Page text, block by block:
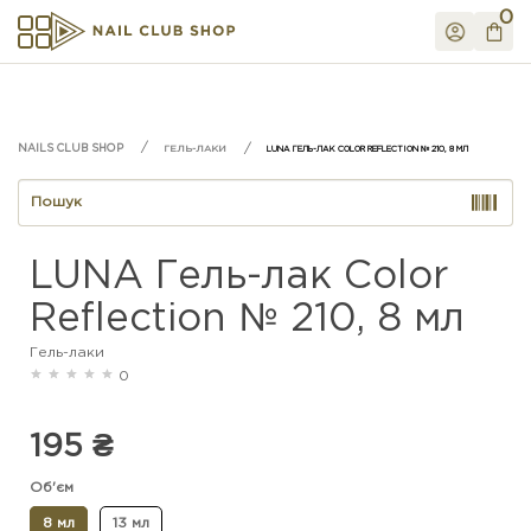
0
ГЕЛЬ-ЛАКИ LUNA ГЕЛЬ-ЛАК COLOR REFLECTION № 210, 8 МЛ
LUNA Гель-лак Color
Reflection № 210, 8 мл
Гель-лаки
0
195 ₴
Об'єм
8 мл 13 мл